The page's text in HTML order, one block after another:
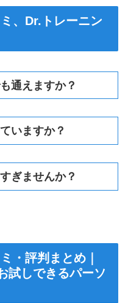
、Dr.トレーニン
通えますか？
いますか？
ぎませんか？
・評判まとめ｜
試しできるパーソ